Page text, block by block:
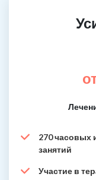
270 часовых
занятий
Участие в